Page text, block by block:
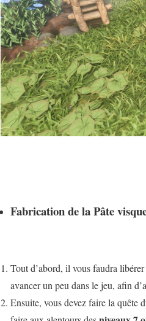
Fabrication de la Pâte
Tout d’abord, il vous faudra libérer
avancer un peu dans le jeu, afin
Ensuite, vous devez faire la quête